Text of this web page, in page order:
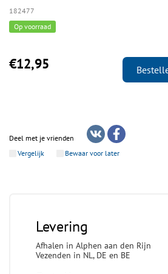
182477
Op voorraad
€12,95
Deel met je vrienden
Vergelijk
Bewaar voor later
Levering
Afhalen in Alphen aan den Rijn
Vezenden in NL, DE en BE